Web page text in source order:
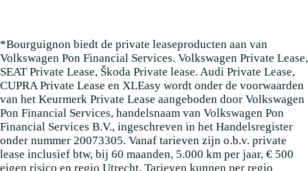
*Bourguignon biedt de private leaseproducten aan van
Volkswagen Pon Financial Services. Volkswagen Private Lease,
SEAT Private Lease, Škoda Private lease. Audi Private Lease,
CUPRA Private Lease en XLEasy wordt onder de voorwaarden
van het Keurmerk Private Lease aangeboden door Volkswagen
Pon Financial Services, handelsnaam van Volkswagen Pon
Financial Services B.V., ingeschreven in het Handelsregister
onder nummer 20073305. Vanaf tarieven zijn o.b.v. private
lease inclusief btw, bij 60 maanden, 5.000 km per jaar, € 500
eigen risico en regio Utrecht. Tarieven kunnen per regio